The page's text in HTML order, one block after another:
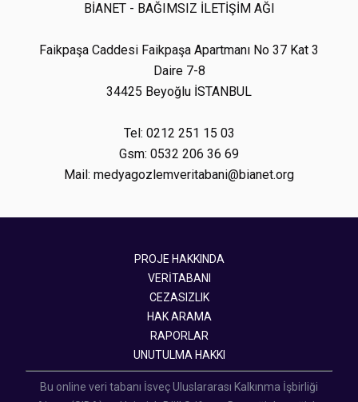
BİANET - BAĞIMSIZ İLETİŞİM AĞI
Faikpaşa Caddesi Faikpaşa Apartmanı No 37 Kat 3
Daire 7-8
34425 Beyoğlu İSTANBUL
Tel: 0212 251 15 03
Gsm: 0532 206 36 69
Mail: medyagozlemveritabani@bianet.org
PROJE HAKKINDA
VERİTABANI
CEZASIZLIK
HAK ARAMA
RAPORLAR
UNUTULMA HAKKI
Bu online veri tabanı İsveç Uluslararası Kalkınma İşbirliği